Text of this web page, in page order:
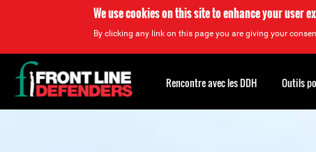
We use cookies on this site to enhance your user
By clicking any link on this page you are giving your
Back
to
top
Rencontre avec les DDH Outils